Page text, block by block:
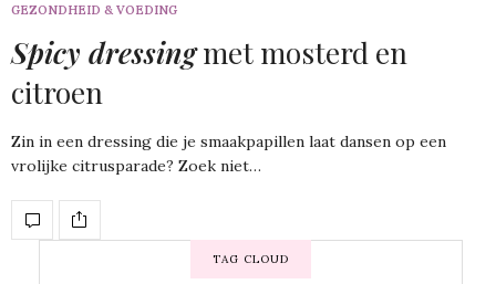
GEZONDHEID & VOEDING
Spicy dressingmet mosterd en
citroen
Zin in een dressing die je smaakpapillen laat dansen op een
vrolijke citrusparade? Zoek niet…
TAG CLOUD